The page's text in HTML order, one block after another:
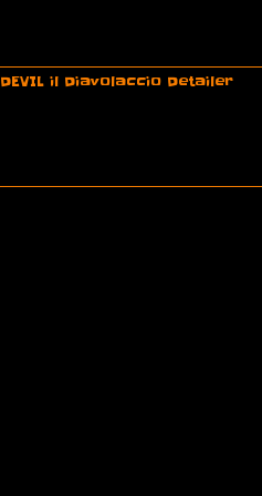
DEVIL il Diavolaccio Detailer